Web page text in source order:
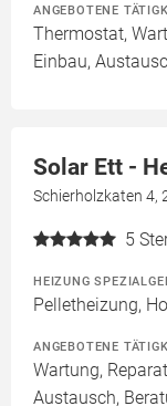
ANGEBOTENE
Thermostat,
Einbau,
Solar Ett -
Schierholzkaten 4,
5
HEIZUNG
Pelletheizung,
ANGEBOTENE
Wartung,
Austausch,